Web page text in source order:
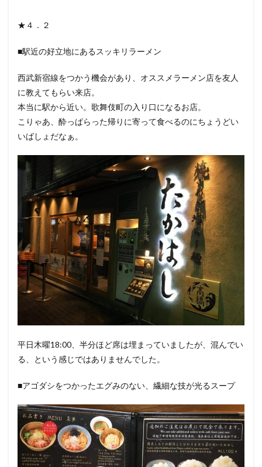
★４．２
■駅近の好立地にあるスッキリラーメン
西武新宿線をつかう機会があり、オススメラーメン店を友人
に教えてもらい来店。
本当に駅から近い。歌舞伎町の入り口になるお店。
こりゃあ、酔っぱらった帰りに寄って食べるのにちょうどい
いばしょだなぁ。
平日木曜18:00、半分ほど席は埋まっていましたが、混んでい
る、という感じではありませんでした。
■アゴダシをつかったエグみのない、繊細な技が光るスープ